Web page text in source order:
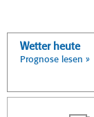
Wetter heute
Prognose lesen »